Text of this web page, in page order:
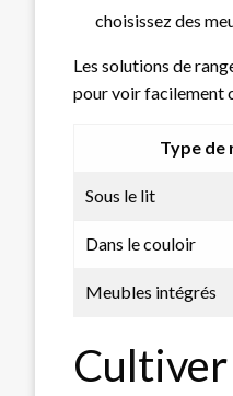
choisissez des
Les solutions de
pour voir facilement
Type de
Sous le lit
Dans le couloir
Meubles intégrés